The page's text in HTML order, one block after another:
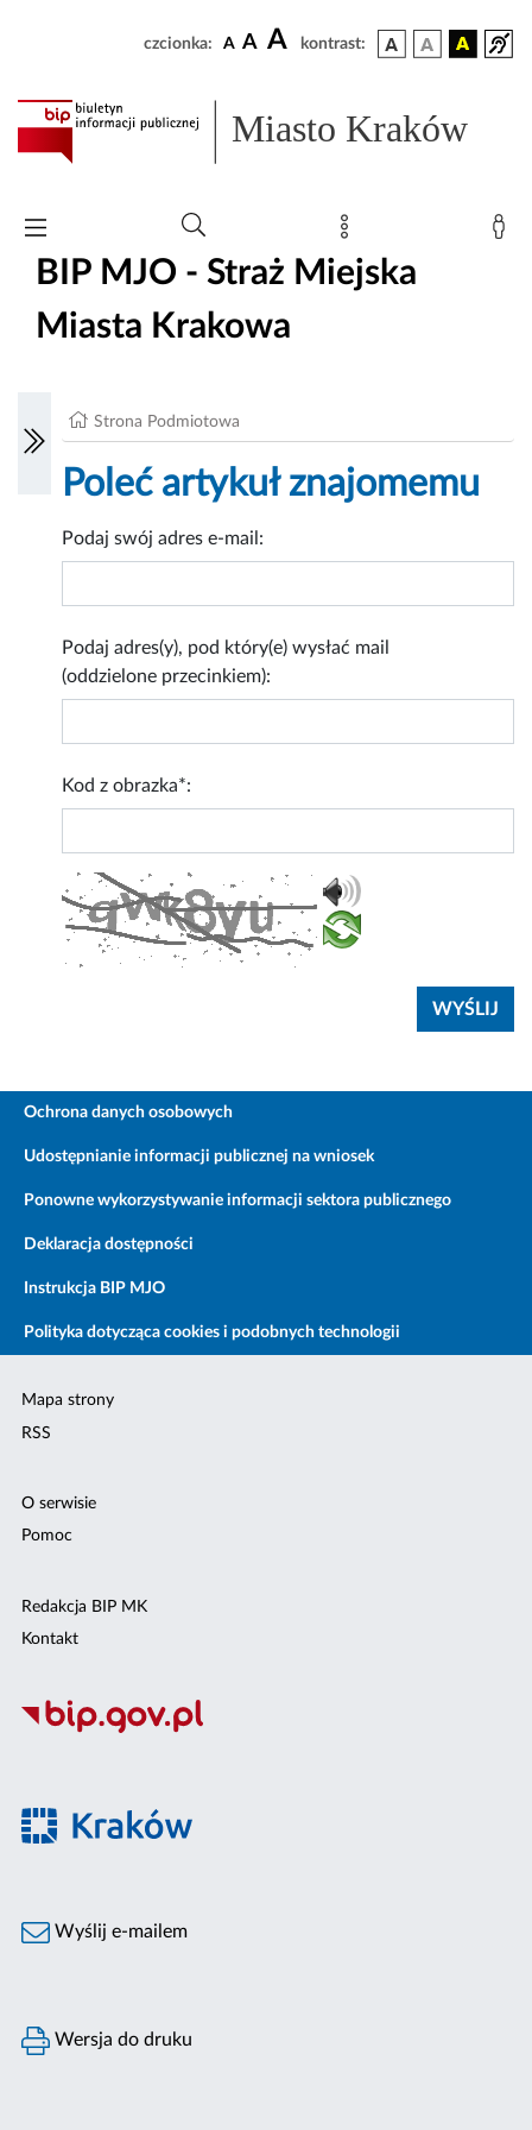
czcionka: A A A kontrast:
Miasto Kraków
BIP MJO - Straż Miejska
Miasta Krakowa
Strona Podmiotowa
Poleć artykuł znajomemu
Podaj swój adres e-mail:
Podaj adres(y), pod który(e) wysłać mail
(oddzielone przecinkiem):
Kod z obrazka*:
Ochrona danych osobowych
Udostępnianie informacji publicznej na wniosek
Ponowne wykorzystywanie informacji sektora publicznego
Deklaracja dostępności
Instrukcja BIP MJO
Polityka dotycząca cookies i podobnych technologii
Mapa strony
RSS
O serwisie
Pomoc
Redakcja BIP MK
Kontakt
Wyślij e-mailem
Wersja do druku